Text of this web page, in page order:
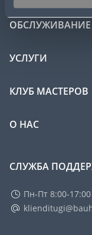
УСЛУГИ
КЛУБ МАСТЕРОВ
О НАС
СЛУЖБА
Пн-Пт 8:00-17:00